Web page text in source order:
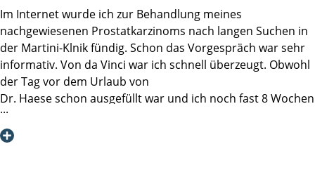
Pflegerin, lieber Pfleger, liebe Servicekraft.
Ihnen allen und denjenigen, die für diese ganz besondere
Klinik verantwortlich zeichnen, schulde ich, auch im Namen
meiner Frau, immerwährenden Dank für eine heitere
Woche in (eigentlich) nicht ganz einfacher Zeit! Nochmals:
Danke!!
Ihr Ulrich Eggert
Im Internet wurde ich zur Behandlung meines
nachgewiesenen Prostatkarzinoms nach langen Suchen in
der Martini-Klnik fündig. Schon das Vorgespräch war sehr
informativ. Von da Vinci war ich schnell überzeugt. Obwohl
der Tag vor dem Urlaub von
Dr. Haese schon ausgefüllt war und ich noch fast 8 Wochen
hätte warten müssen, hat Dr. Haese die Operation noch
möglich